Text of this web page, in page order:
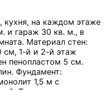
на каждом этаже
и гараж 30 кв. м., в
Материал стен:
см, 1-й и 2-й этаж
пенопластом 5 см.
Фундамент:
1,5 м с